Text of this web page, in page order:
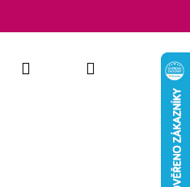
Nábytek
PřihlášeníNákupní